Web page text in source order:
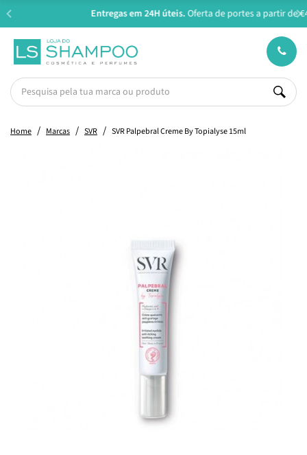
Entregas em 24H úteis.Oferta de portes a partir de €45*
Home Marcas SVR SVR Palpebral Creme By Topialyse 15ml